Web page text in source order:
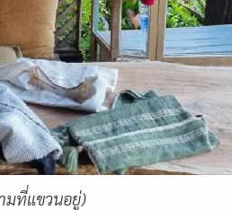
มที่แขวนอยู่)